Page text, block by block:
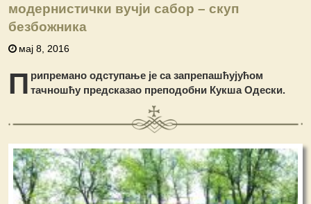
модернистички вучји сабор – скуп
безбожника
мај 8, 2016
П рипремано одступање је са запрепашћујућом
тачношћу предсказао преподобни Кукша Одески.